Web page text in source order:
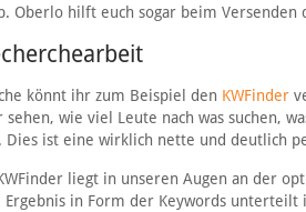
Oberlo hilft euch sogar beim
könnt ihr zum Beispiel den KWFinder
sehen, wie viel Leute nach was suchen,
Dies ist eine wirklich nette und deutlich
liegt in unseren Augen an der
Ergebnis in Form der Keywords